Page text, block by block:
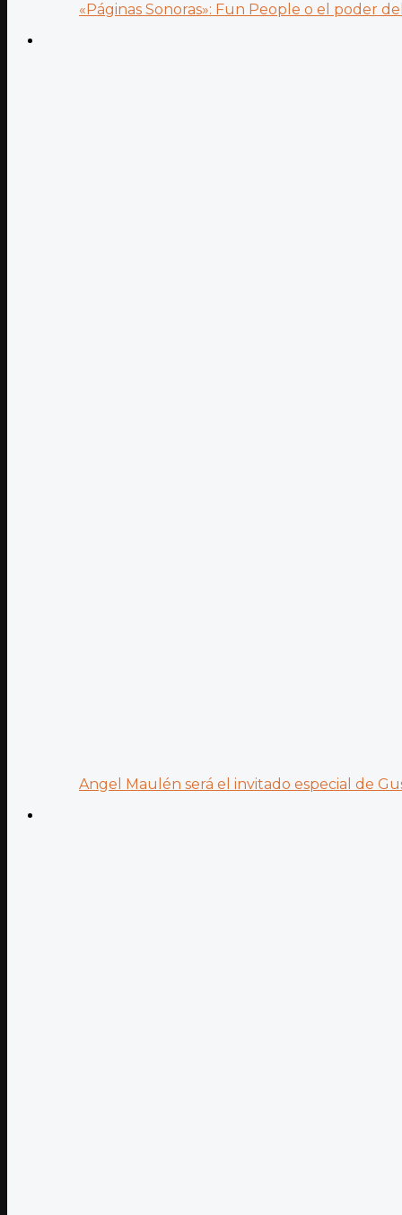
«Páginas Sonoras»: Fun People o el poder
Angel Maulén será el invitado especial de